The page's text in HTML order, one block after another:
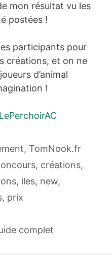
mon résultat vu les
postées !
participants pour
créations, et on ne
d’animal
!
, TomNook.fr
, créations,
, iles, new,
, prix
complet